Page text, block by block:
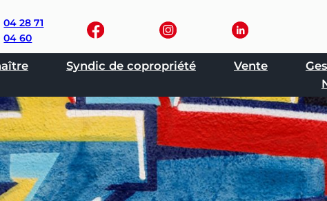
04 28 71
04 60
Syndic de copropriété Vente